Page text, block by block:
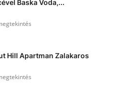
Baska Voda,...
Hill Apartman Zalakaros